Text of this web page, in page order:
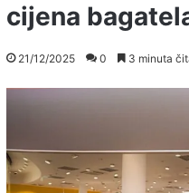
cijena
21/12/2025 0 3 minuta